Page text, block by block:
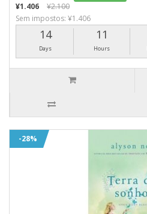
¥1.406
¥2.100
Sem impostos: ¥1.406
14
Days
11
Hours
-28%